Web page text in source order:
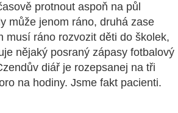
protnout aspoň na půl
může jenom ráno, druhá zase
musí ráno rozvozit děti do školek,
nějaký posraný zápasy fotbalový
diář je rozepsanej na tři
na hodiny. Jsme fakt pacienti.